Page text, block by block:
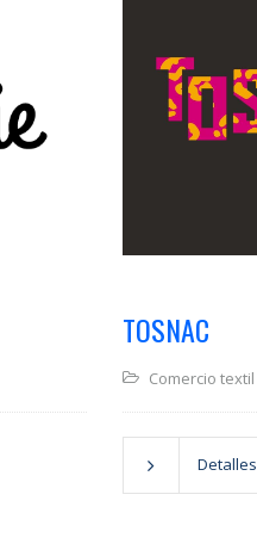
TOSNAC
Comercio textil
Detalles